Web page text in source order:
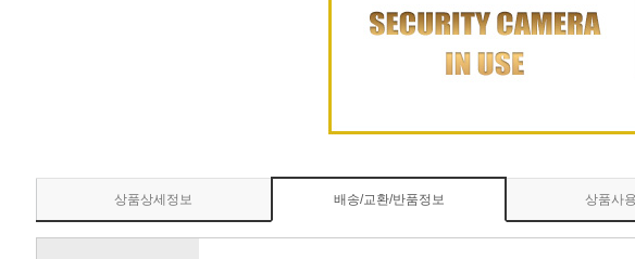
상품상세정보 배송/교환/반품정보 상품사